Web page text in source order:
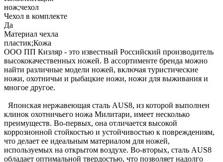
нож;чехол
Чехол в комплекте
Да
Материал чехла
пластик;Кожа
ООО ПП Кизляр - это известный Российский производитель
высококачественных ножей. В ассортименте бренда можно
найти различные модели ножей, включая туристические
ножи, охотничьи и рыбацкие ножи, ножи для выживания и
многое другое.
Японская нержавеющая сталь AUS8, из которой выполнен
клинок охотничьего ножа Милитари, имеет несколько
преимуществ. Во-первых, она отличается высокой
коррозионной стойкостью и устойчивостью к повреждениям,
что делает ее идеальным материалом для ножей,
используемых на открытом воздухе. Во-вторых, сталь AUS8
обладает оптимальной твердостью, что позволяет надолго